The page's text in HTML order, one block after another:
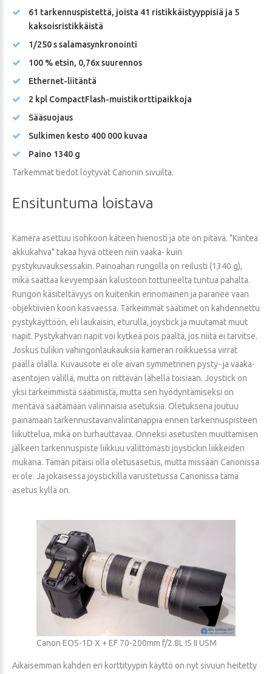
61 tarkennuspistettä, joista 41 ristikkäistyyppisiä ja 5
kaksoisristikkäistä
1/250 s salamasynkronointi
100 % etsin, 0,76x suurennos
Ethernet-liitäntä
2 kpl CompactFlash-muistikorttipaikkoja
Sääsuojaus
Sulkimen kesto 400 000 kuvaa
Paino 1340 g
Tarkemmat tiedot löytyvät Canonin sivuilta.
Ensituntuma loistava
Kamera asettuu isohkoon käteen hienosti ja ote on pitävä. "Kiinteä
akkukahva" takaa hyvä otteen niin vaaka- kuin
pystykuvauksessakin. Painoahan rungolla on reilusti (1340 g),
mikä saattaa kevyempään kalustoon tottuneelta tuntua pahalta.
Rungon käsiteltävyys on kuitenkin erinomainen ja paranee vaan
objektiivien koon kasvaessa. Tärkeimmät säätimet on kahdennettu
pystykäyttöön, eli laukaisin, eturulla, joystick ja muutamat muut
napit. Pystykahvan napit voi kytkeä pois päältä, jos niitä ei tarvitse.
Joskus tulikin vahingonlaukauksia kameran roikkuessa virrat
päällä olalla. Kuvausote ei ole aivan symmetrinen pysty- ja vaaka-
asentojen välillä, mutta on riittävän lähellä toisiaan. Joystick on
yksi tärkeimmistä säätimistä, mutta sen hyödyntämiseksi on
mentävä säätämään valinnaisia asetuksia. Oletuksena joutuu
painamaan tarkennustavanvalintanappia ennen tarkennuspisteen
liikuttelua, mikä on turhauttavaa. Onneksi asetusten muuttamisen
jälkeen tarkennuspiste liikkuu välittömästi joystickin liikkeiden
mukana. Tämän pitäisi olla oletusasetus, mutta missään Canonissa
ei ole. Ja jokaisessa joystickilla varustetussa Canonissa tämä
asetus kyllä on.
Canon EOS-1D X + EF 70-200mm f/2.8L IS II USM
Aikaisemman kahden eri korttityypin käyttö on nyt sivuun heitetty